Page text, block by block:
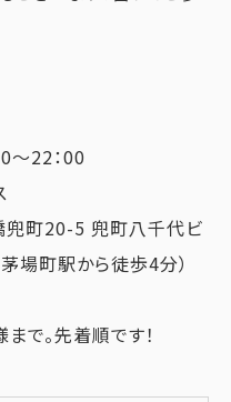
22：00
町20-5 兜町八千代ビ
場町駅から徒歩4分）
で。先着順です！